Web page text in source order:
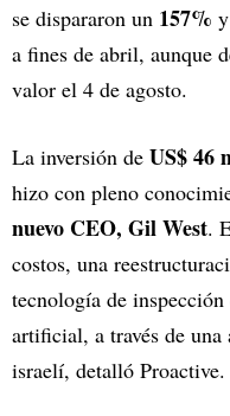
se dispararon un 157%
a fines de abril, aunque
valor el 4 de agosto.
La inversión de US$ 46
hizo con pleno
nuevo CEO, Gil West.
costos, una
tecnología de
artificial, a través de una
israelí, detalló Proactive.